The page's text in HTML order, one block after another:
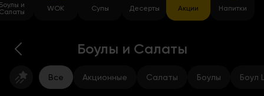
и
WOK Супы Десерты Акции Напитки
Боулы и Салаты
Все Акционные Салаты Боулы Боул